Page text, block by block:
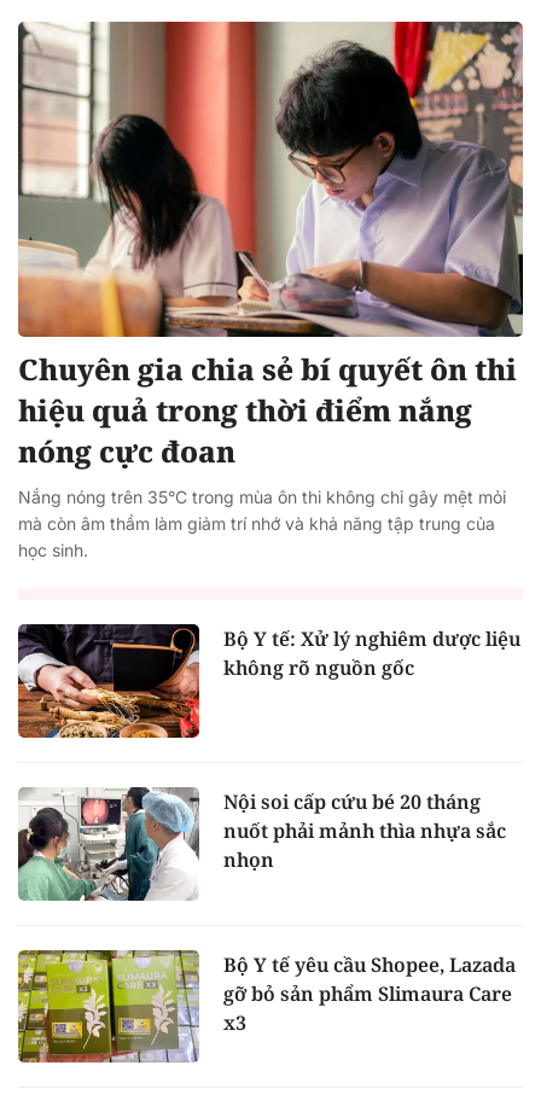
Chuyên gia chia sẻ bí quyết ôn thi
hiệu quả trong thời điểm nắng
nóng cực đoan
Nắng nóng trên 35°C trong mùa ôn thi không chỉ gây mệt mỏi
mà còn âm thầm làm giảm trí nhớ và khả năng tập trung của
học sinh.
Bộ Y tế: Xử lý nghiêm dược liệu
không rõ nguồn gốc
Nội soi cấp cứu bé 20 tháng
nuốt phải mảnh thìa nhựa sắc
nhọn
Bộ Y tế yêu cầu Shopee, Lazada
gỡ bỏ sản phẩm Slimaura Care
x3